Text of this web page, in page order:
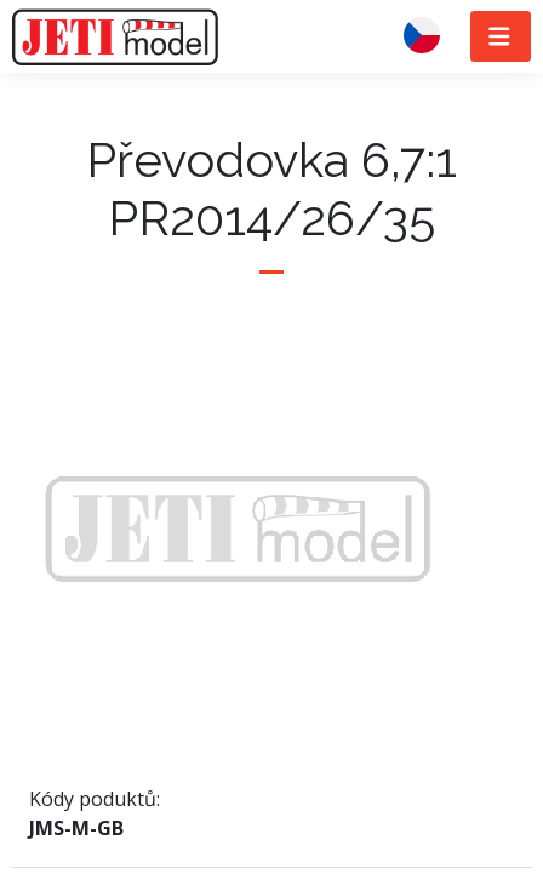
Převodovka 6,7:1
PR2014/26/35
Kódy poduktů:
JMS-M-GB